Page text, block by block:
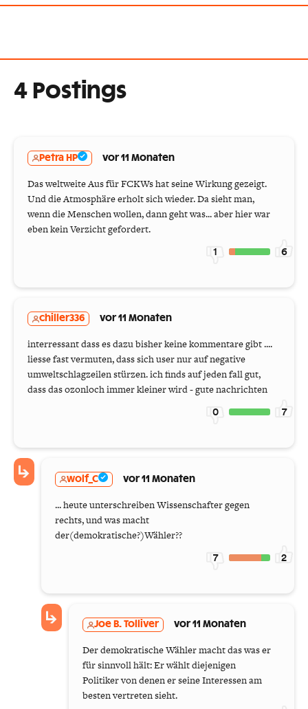
4 Postings
Petra HP vor 11 Monaten
Das weltweite Aus für FCKWs hat seine Wirkung gezeigt.
Und die Atmosphäre erholt sich wieder. Da sieht man,
wenn die Menschen wollen, dann geht was... aber hier war
eben kein Verzicht gefordert.
1 6
chiller336 vor 11 Monaten
interressant dass es dazu bisher keine kommentare gibt ....
liesse fast vermuten, dass sich user nur auf negative
umweltschlagzeilen stürzen. ich finds auf jeden fall gut,
dass das ozonloch immer kleiner wird - gute nachrichten
0 7
wolf_C vor 11 Monaten
... heute unterschreiben Wissenschafter gegen
rechts, und was macht
der(demokratische?)Wähler??
7 2
Joe B. Tolliver vor 11 Monaten
Der demokratische Wähler macht das was er
für sinnvoll hält: Er wählt diejenigen
Politiker von denen er seine Interessen am
besten vertreten sieht.